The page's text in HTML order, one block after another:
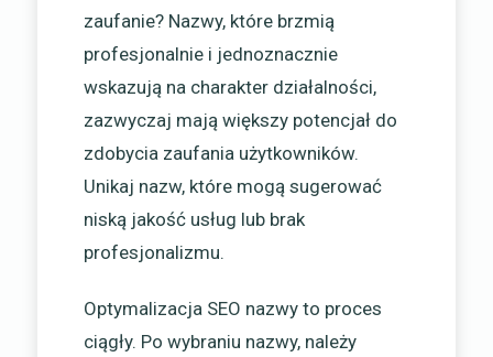
zaufanie? Nazwy, które brzmią
profesjonalnie i jednoznacznie
wskazują na charakter działalności,
zazwyczaj mają większy potencjał do
zdobycia zaufania użytkowników.
Unikaj nazw, które mogą sugerować
niską jakość usług lub brak
profesjonalizmu.
Optymalizacja SEO nazwy to proces
ciągły. Po wybraniu nazwy, należy